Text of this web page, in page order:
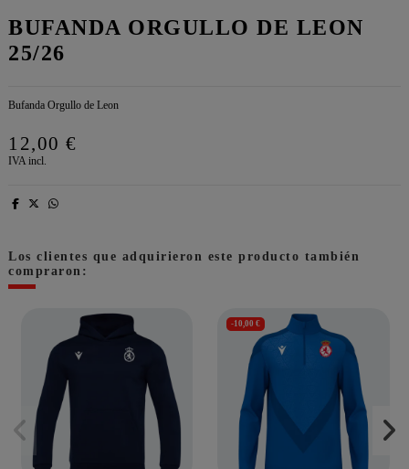
BUFANDA ORGULLO DE LEON
25/26
Bufanda Orgullo de Leon
12,00 €
IVA incl.
Los clientes que adquirieron este producto también
compraron:
-10,00 €